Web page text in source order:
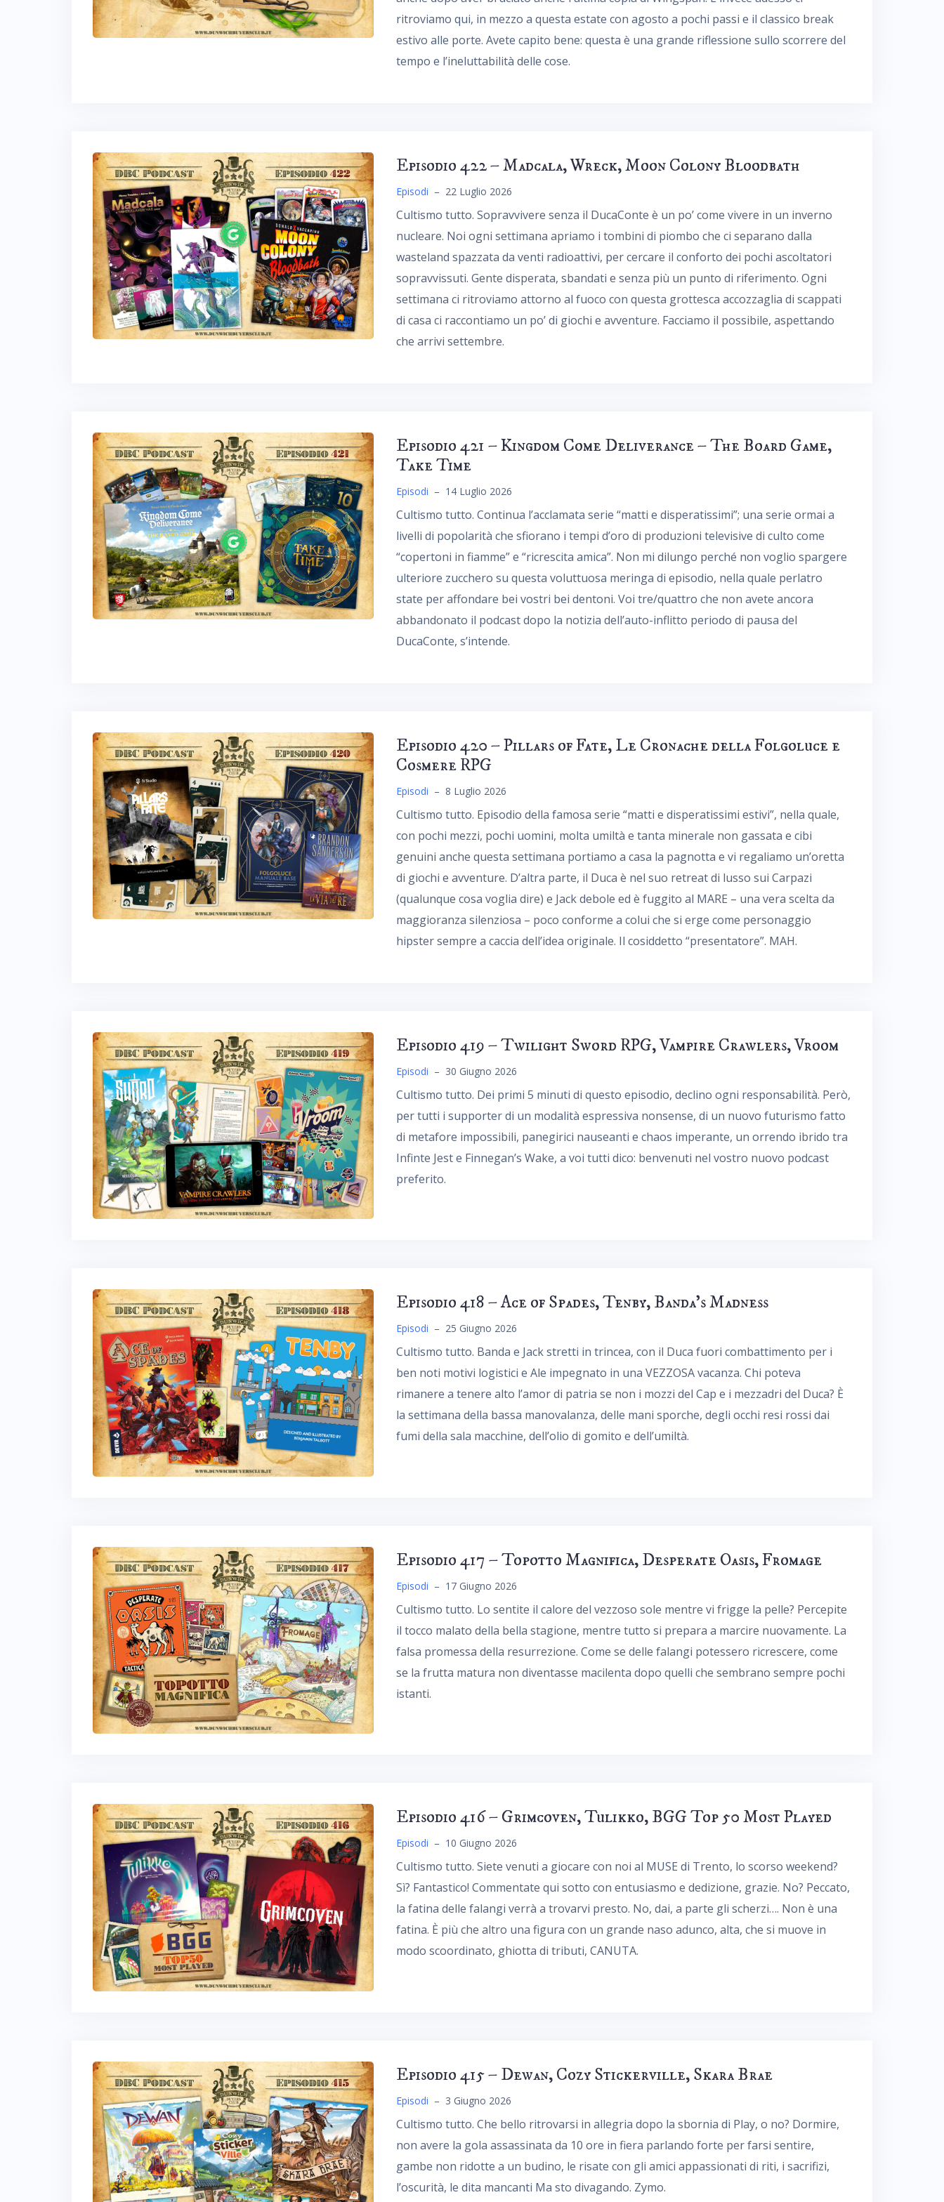
ritroviamo qui, in mezzo a questa estate con agosto a pochi passi e il classico break
estivo alle porte. Avete capito bene: questa è una grande riflessione sullo scorrere del
tempo e l’ineluttabilità delle cose.
Episodio 422 – Madcala, Wreck, Moon Colony Bloodbath
Episodi – 22 Luglio 2026
Cultismo tutto. Sopravvivere senza il DucaConte è un po’ come vivere in un inverno
nucleare. Noi ogni settimana apriamo i tombini di piombo che ci separano dalla
wasteland spazzata da venti radioattivi, per cercare il conforto dei pochi ascoltatori
sopravvissuti. Gente disperata, sbandati e senza più un punto di riferimento. Ogni
settimana ci ritroviamo attorno al fuoco con questa grottesca accozzaglia di scappati
di casa ci raccontiamo un po’ di giochi e avventure. Facciamo il possibile, aspettando
che arrivi settembre.
Episodio 421 – Kingdom Come Deliverance – The Board Game,
Take Time
Episodi – 14 Luglio 2026
Cultismo tutto. Continua l’acclamata serie “matti e disperatissimi”; una serie ormai a
livelli di popolarità che sfiorano i tempi d’oro di produzioni televisive di culto come
“copertoni in fiamme” e “ricrescita amica”. Non mi dilungo perché non voglio spargere
ulteriore zucchero su questa voluttuosa meringa di episodio, nella quale perlatro
state per affondare bei vostri bei dentoni. Voi tre/quattro che non avete ancora
abbandonato il podcast dopo la notizia dell’auto-inflitto periodo di pausa del
DucaConte, s’intende.
Episodio 420 – Pillars of Fate, Le Cronache della Folgoluce e
Cosmere RPG
Episodi – 8 Luglio 2026
Cultismo tutto. Episodio della famosa serie “matti e disperatissimi estivi”, nella quale,
con pochi mezzi, pochi uomini, molta umiltà e tanta minerale non gassata e cibi
genuini anche questa settimana portiamo a casa la pagnotta e vi regaliamo un’oretta
di giochi e avventure. D’altra parte, il Duca è nel suo retreat di lusso sui Carpazi
(qualunque cosa voglia dire) e Jack debole ed è fuggito al MARE – una vera scelta da
maggioranza silenziosa – poco conforme a colui che si erge come personaggio
hipster sempre a caccia dell’idea originale. Il cosiddetto “presentatore”. MAH.
Episodio 419 – Twilight Sword RPG, Vampire Crawlers, Vroom
Episodi – 30 Giugno 2026
Cultismo tutto. Dei primi 5 minuti di questo episodio, declino ogni responsabilità. Però,
per tutti i supporter di un modalità espressiva nonsense, di un nuovo futurismo fatto
di metafore impossibili, panegirici nauseanti e chaos imperante, un orrendo ibrido tra
Infinte Jest e Finnegan’s Wake, a voi tutti dico: benvenuti nel vostro nuovo podcast
preferito.
Episodio 418 – Ace of Spades, Tenby, Banda’s Madness
Episodi – 25 Giugno 2026
Cultismo tutto. Banda e Jack stretti in trincea, con il Duca fuori combattimento per i
ben noti motivi logistici e Ale impegnato in una VEZZOSA vacanza. Chi poteva
rimanere a tenere alto l’amor di patria se non i mozzi del Cap e i mezzadri del Duca? È
la settimana della bassa manovalanza, delle mani sporche, degli occhi resi rossi dai
fumi della sala macchine, dell’olio di gomito e dell’umiltà.
Episodio 417 – Topotto Magnifica, Desperate Oasis, Fromage
Episodi – 17 Giugno 2026
Cultismo tutto. Lo sentite il calore del vezzoso sole mentre vi frigge la pelle? Percepite
il tocco malato della bella stagione, mentre tutto si prepara a marcire nuovamente. La
falsa promessa della resurrezione. Come se delle falangi potessero ricrescere, come
se la frutta matura non diventasse macilenta dopo quelli che sembrano sempre pochi
istanti.
Episodio 416 – Grimcoven, Tulikko, BGG Top 50 Most Played
Episodi – 10 Giugno 2026
Cultismo tutto. Siete venuti a giocare con noi al MUSE di Trento, lo scorso weekend?
Sì? Fantastico! Commentate qui sotto con entusiasmo e dedizione, grazie. No? Peccato,
la fatina delle falangi verrà a trovarvi presto. No, dai, a parte gli scherzi…. Non è una
fatina. È più che altro una figura con un grande naso adunco, alta, che si muove in
modo scoordinato, ghiotta di tributi, CANUTA.
Episodio 415 – Dewan, Cozy Stickerville, Skara Brae
Episodi – 3 Giugno 2026
Cultismo tutto. Che bello ritrovarsi in allegria dopo la sbornia di Play, o no? Dormire,
non avere la gola assassinata da 10 ore in fiera parlando forte per farsi sentire,
gambe non ridotte a un budino, le risate con gli amici appassionati di riti, i sacrifizi,
l’oscurità, le dita mancanti Ma sto divagando. Zymo.